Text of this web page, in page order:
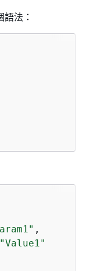
法：
,
"Value1"